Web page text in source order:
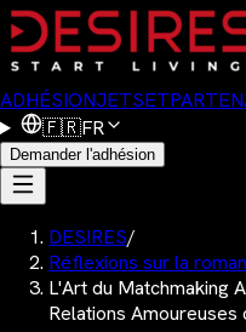
ADHÉSIONJETSET
🇫🇷FR
Demander l'adhésion
DESIRES/
Réflexions sur la
L'Art du Matchmaking
Relations Amoureuses